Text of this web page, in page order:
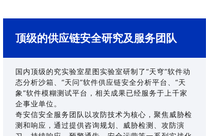
顶级的供应链安全研究及服务团队
国内顶级的究实验室星图实验室研制了“天穹”软件动
态分析沙箱、“天问”软件供应链安全分析平台、“天
象”软件模糊测试平台，相关成果已经服务于上千家
企事业单位。
奇安信安全服务团队以攻防技术为核心，聚焦威胁检
测和响应，通过提供咨询规划、威胁检测、攻防演